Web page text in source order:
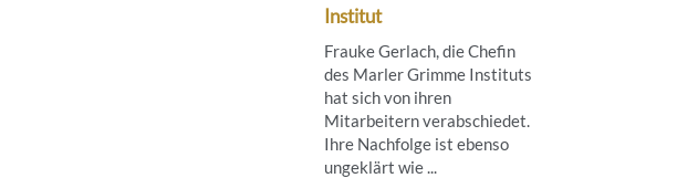
Institut
Frauke Gerlach, die Chefin
des Marler Grimme Instituts
hat sich von ihren
Mitarbeitern verabschiedet.
Ihre Nachfolge ist ebenso
ungeklärt wie ...